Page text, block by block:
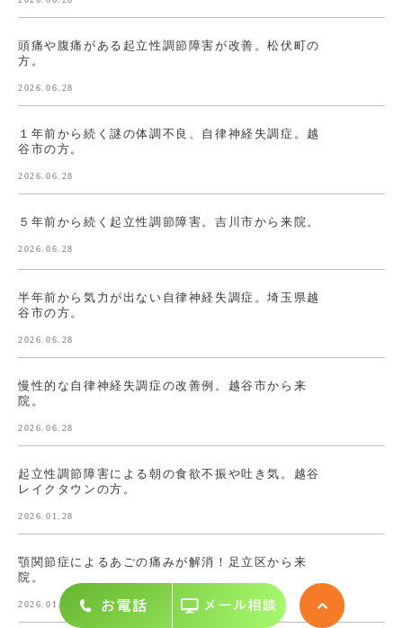
頭痛や腹痛がある起立性調節障害が改善。松伏町の
方。
2026.06.28
１年前から続く謎の体調不良、自律神経失調症。越
谷市の方。
2026.06.28
５年前から続く起立性調節障害。吉川市から来院。
2026.06.28
半年前から気力が出ない自律神経失調症。埼玉県越
谷市の方。
2026.06.28
慢性的な自律神経失調症の改善例。越谷市から来
院。
2026.06.28
起立性調節障害による朝の食欲不振や吐き気。越谷
レイクタウンの方。
2026.01.28
顎関節症によるあごの痛みが解消！足立区から来
院。
2026.01.28